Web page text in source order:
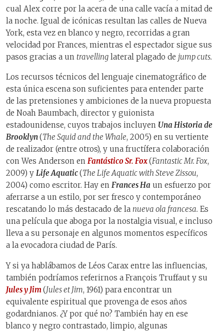
cual Alex corre por la acera de una calle vacía a mitad de
la noche. Igual de icónicas resultan las calles de Nueva
York, esta vez en blanco y negro, recorridas a gran
velocidad por Frances, mientras el espectador sigue sus
pasos gracias a un travelling lateral plagado de jump cuts.
Los recursos técnicos del lenguaje cinematográfico de
esta única escena son suficientes para entender parte
de las pretensiones y ambiciones de la nueva propuesta
de Noah Baumbach, director y guionista
estadounidense, cuyos trabajos incluyen Una Historia de
Brooklyn(The Squid and the Whale, 2005) en su vertiente
de realizador (entre otros), y una fructífera colaboración
con Wes Anderson en Fantástico Sr. Fox(Fantastic Mr. Fox,
2009) y Life Aquatic(The Life Aquatic with Steve Zissou,
2004) como escritor. Hay en Frances Ha un esfuerzo por
aferrarse a un estilo, por ser fresco y contemporáneo
rescatando lo más destacado de la nueva ola francesa. Es
una película que aboga por la nostalgia visual, e incluso
lleva a su personaje en algunos momentos específicos
a la evocadora ciudad de París.
Y si ya hablábamos de Léos Carax entre las influencias,
también podríamos referirnos a François Truffaut y su
Jules y Jim(Jules et Jim, 1961) para encontrar un
equivalente espiritual que provenga de esos años
godardnianos. ¿Y por qué no? También hay en ese
blanco y negro contrastado, limpio, algunas